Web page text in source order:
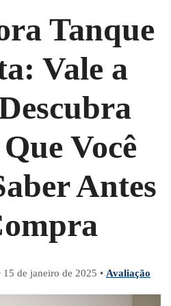
Tanque
Vale a
Você
Antes
15 de janeiro de 2025 • Avaliação